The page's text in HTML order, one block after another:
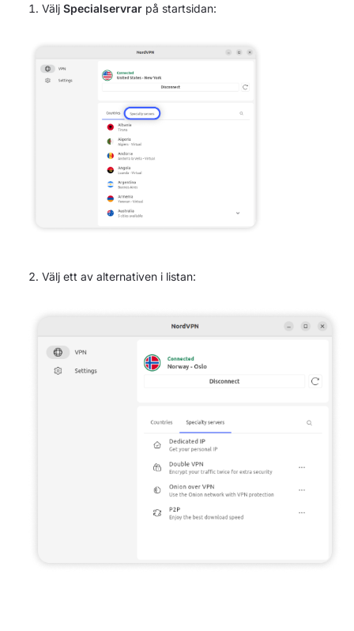
Välj Specialservrar på startsidan:
Välj ett av alternativen i listan: